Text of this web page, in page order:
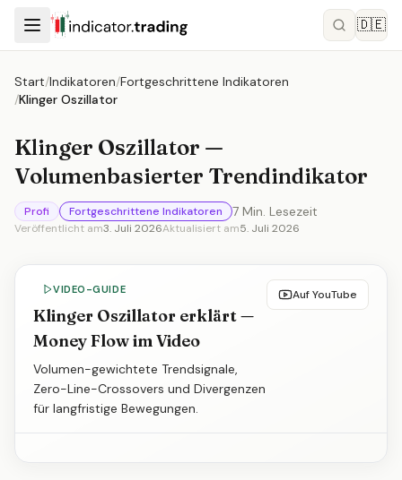
🇩🇪
Start/Indikatoren/Fortgeschrittene Indikatoren
/Klinger Oszillator
Klinger Oszillator —
Volumenbasierter Trendindikator
Profi Fortgeschrittene Indikatoren 7 Min. Lesezeit
Veröffentlicht am3. Juli 2026Aktualisiert am5. Juli 2026
VIDEO-GUIDE
Klinger Oszillator erklärt —
Money Flow im Video
Volumen-gewichtete Trendsignale,
Zero-Line-Crossovers und Divergenzen
für langfristige Bewegungen.
Auf YouTube